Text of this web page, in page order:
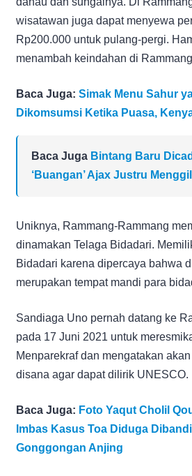
wisatawan juga dapat menyewa
Rp200.000 untuk pulang-pergi.
menambah keindahan di
Baca Juga: Simak Menu Sahur
Dikomsumsi Ketika Puasa,
Baca Juga Bintang Baru
‘Buangan’ Ajax Justru
Uniknya, Rammang-Rammang
dinamakan Telaga Bidadari.
Bidadari karena dipercaya bahwa
merupakan tempat mandi para
Sandiaga Uno pernah datang ke
pada 17 Juni 2021 untuk
Menparekraf dan mengatakan
disana agar dapat dilirik UNESCO.
Baca Juga: Foto Yaqut Cholil
Imbas Kasus Toa Diduga
Gonggongan Anjing